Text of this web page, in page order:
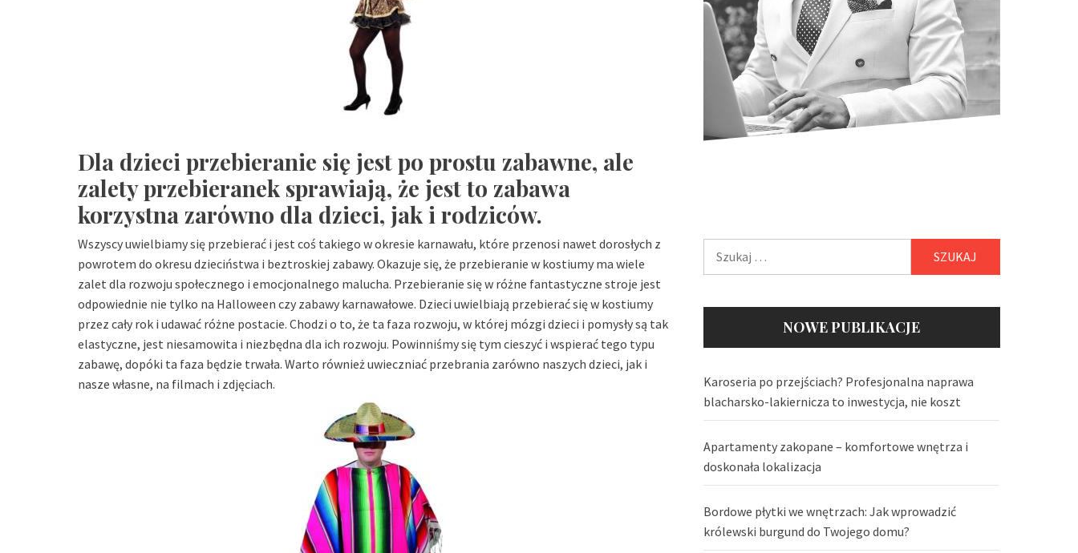
Dla dzieci przebieranie się jest po prostu zabawne, ale
zalety przebieranek sprawiają, że jest to zabawa
korzystna zarówno dla dzieci, jak i rodziców.
Wszyscy uwielbiamy się przebierać i jest coś takiego w okresie karnawału, które przenosi nawet dorosłych z
powrotem do okresu dzieciństwa i beztroskiej zabawy. Okazuje się, że przebieranie w kostiumy ma wiele
zalet dla rozwoju społecznego i emocjonalnego malucha. Przebieranie się w różne fantastyczne stroje jest
odpowiednie nie tylko na Halloween czy zabawy karnawałowe. Dzieci uwielbiają przebierać się w kostiumy
przez cały rok i udawać różne postacie. Chodzi o to, że ta faza rozwoju, w której mózgi dzieci i pomysły są tak
elastyczne, jest niesamowita i niezbędna dla ich rozwoju. Powinniśmy się tym cieszyć i wspierać tego typu
zabawę, dopóki ta faza będzie trwała. Warto również uwieczniać przebrania zarówno naszych dzieci, jak i
nasze własne, na filmach i zdjęciach.
Szukaj:
NOWE PUBLIKACJE
Karoseria po przejściach? Profesjonalna naprawa
blacharsko-lakiernicza to inwestycja, nie koszt
Apartamenty zakopane – komfortowe wnętrza i
doskonała lokalizacja
Bordowe płytki we wnętrzach: Jak wprowadzić
królewski burgund do Twojego domu?